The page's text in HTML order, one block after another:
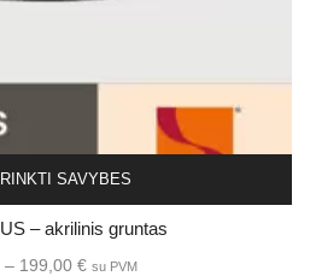
SAVYBES
– akrilinis gruntas
– 199,00 € su PVM